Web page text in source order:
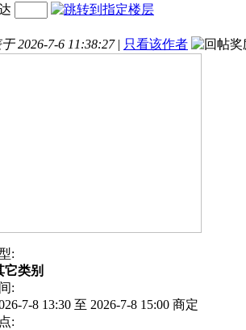
2026-7-6 11:38:27 | 只看该作者
:
它类别
:
7-8 13:30 至 2026-7-8 15:00 商定
: